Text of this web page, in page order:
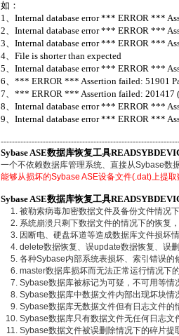
如：
1、Internal database error *** ERROR ***
2、Internal database error *** ERROR ***
3、Internal database error *** ERROR ***
4、File is shorter than expected
5、Internal database error *** ERROR ***
6、*** ERROR *** Assertion failed: 51901
7、*** ERROR *** Assertion failed: 201417
8、Internal database error *** ERROR ***
9、Internal database error *** ERROR ***
Sybase ASE数据库恢复工具
一个不依赖数据库管理系统、直接从Sybase数
能够从损坏的Sybase ASE设备文件(.dat)上提取
Sybase ASE数据库恢复工具
被勒索病毒加密数据文件及备份文件情况下
系统崩溃只剩下数据文件的情况下的恢复
因断电、硬盘坏道等造成数据库文件损坏
delete数据恢复、误update数据恢复、误
各种Sybase内部系统表损坏、索引错误的
master数据库损坏而无法正常运行情况下
Sybase数据库被标记为可疑，不可用等情
Sybase数据库中数据文件内部出现坏块情
Sybase数据库无数据文件但有日志文件的
Sybase数据库只有数据文件无任何日志文
Sybase数据文件被误删除情况下的碎片提